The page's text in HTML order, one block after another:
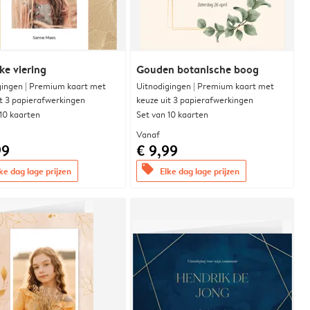
viering
| Premium kaart met
3 papierafwerkingen
kaarten
dag lage prijzen
Gouden botanische boog
Uitnodigingen | Premium kaart met
keuze uit 3 papierafwerkingen
Set van 10 kaarten
Vanaf
€ 9,99
offers Elke dag lage prijzen